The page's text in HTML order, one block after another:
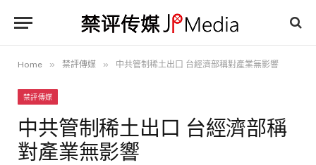
Home » 禁評傳媒 » 中共管制稀土出口 台經濟部稱對產業無影響
禁評傳媒
中共管制稀土出口 台經濟部稱
對產業無影響